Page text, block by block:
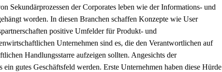
Sekundärprozessen der Corporates leben wie der Informations- und
worden. In diesen Branchen schaffen Konzepte wie User
positive Umfelder für Produkt- und
Unternehmen sind es, die den Verantwortlichen auf
Handlungsstarre aufzeigen sollten. Angesichts der
gutes Geschäftsfeld werden. Erste Unternehmen haben diese Hürde